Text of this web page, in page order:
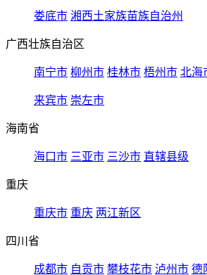
娄底市 湘西土家族苗族自治州
广西壮族自治区
南宁市 柳州市 桂林市 梧州市 北海
来宾市 崇左市
海南省
海口市 三亚市 三沙市 直辖县级
重庆
重庆市 重庆 两江新区
四川省
成都市 自贡市 攀枝花市 泸州市 德